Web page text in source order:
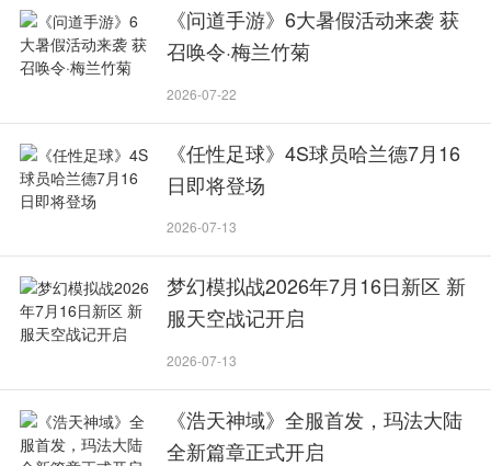
《问道手游》6大暑假活动来袭 获
召唤令·梅兰竹菊
2026-07-22
《任性足球》4S球员哈兰德7月16
日即将登场
2026-07-13
梦幻模拟战2026年7月16日新区 新
服天空战记开启
2026-07-13
《浩天神域》全服首发，玛法大陆
全新篇章正式开启